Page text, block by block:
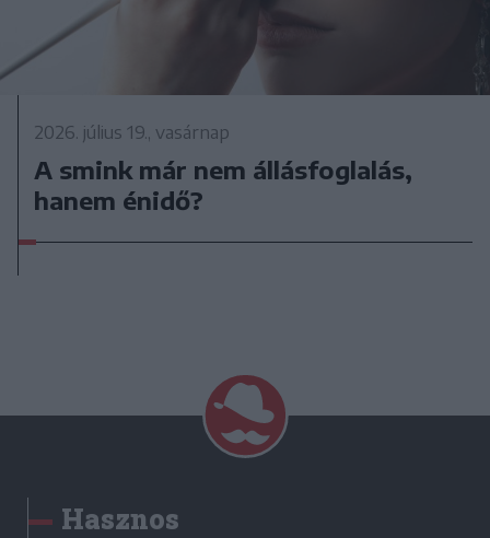
2026. július 19., vasárnap
A smink már nem állásfoglalás,
hanem énidő?
Hasznos